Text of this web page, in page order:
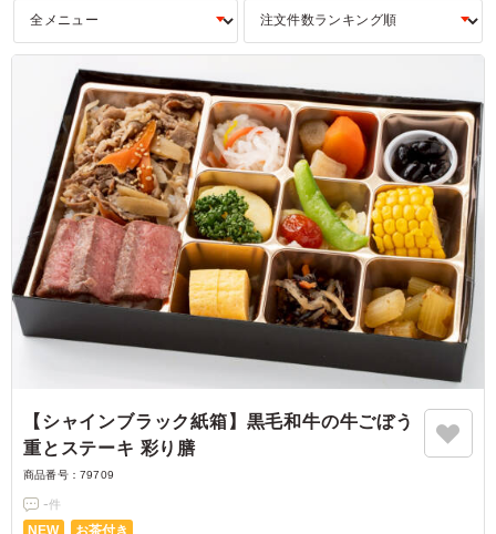
【シャインブラック紙箱】黒毛和牛の牛ごぼう
重とステーキ 彩り膳
商品番号： 79709
-件